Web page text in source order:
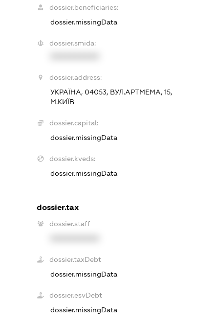
dossier.beneficiaries:
dossier.missingData
dossier.smida:
dossier.address:
УКРАЇНА, 04053, ВУЛ.АРТМЕМА, 15,
М.КИЇВ
dossier.capital:
dossier.missingData
dossier.kveds:
dossier.missingData
dossier.tax
dossier.staff
dossier.taxDebt
dossier.missingData
dossier.esvDebt
dossier.missingData